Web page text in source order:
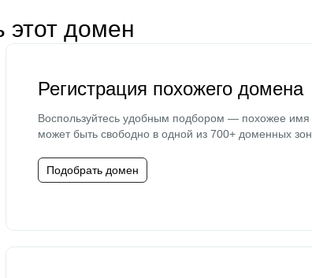
этот домен
Регистрация похожего домена
Воспользуйтесь удобным подбором — похожее имя
может быть свободно в одной из 700+ доменных зон.
Подобрать домен